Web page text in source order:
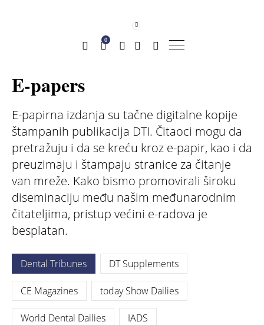
0
E-papers
E-papirna izdanja su tačne digitalne kopije
štampanih publikacija DTI. Čitaoci mogu da
pretražuju i da se kreću kroz e-papir, kao i da
preuzimaju i štampaju stranice za čitanje
van mreže. Kako bismo promovirali široku
diseminaciju među našim međunarodnim
čitateljima, pristup većini e-radova je
besplatan.
Dental Tribunes DT Supplements
CE Magazines today Show Dailies
World Dental Dailies IADS